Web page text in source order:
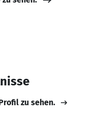
zu sehen.